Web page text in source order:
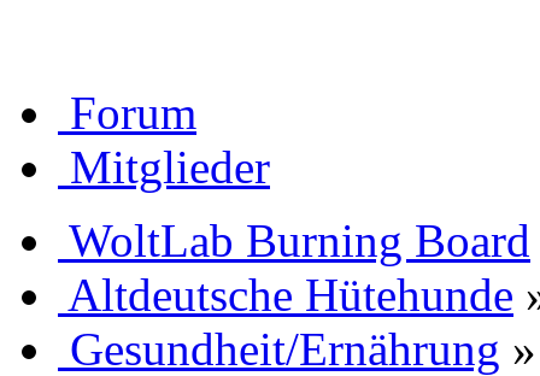
Forum
Mitglieder
WoltLab Burning Board
Altdeutsche Hütehunde
Gesundheit/Ernährung »